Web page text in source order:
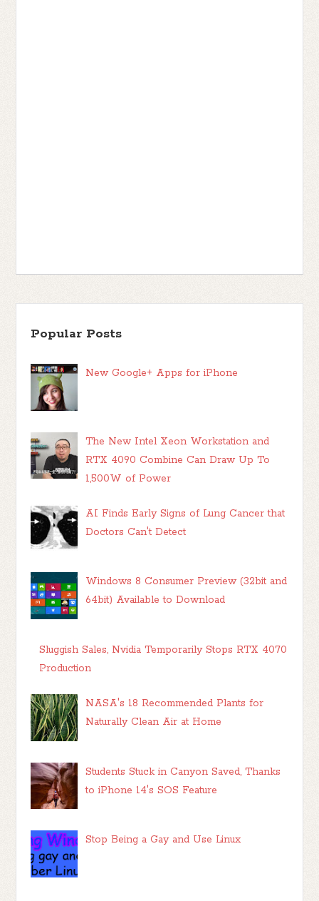
Popular Posts
New Google+ Apps for iPhone
The New Intel Xeon Workstation and
RTX 4090 Combine Can Draw Up To
1,500W of Power
AI Finds Early Signs of Lung Cancer that
Doctors Can't Detect
Windows 8 Consumer Preview (32bit and
64bit) Available to Download
Sluggish Sales, Nvidia Temporarily Stops RTX 4070
Production
NASA's 18 Recommended Plants for
Naturally Clean Air at Home
Students Stuck in Canyon Saved, Thanks
to iPhone 14's SOS Feature
Stop Being a Gay and Use Linux